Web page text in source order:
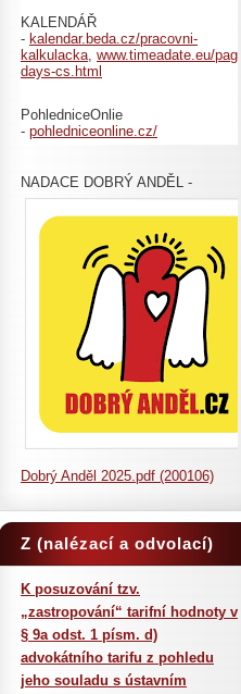
KALENDÁŘ
- kalendar.beda.cz/pracovni-
kalkulacka, www.timeadate.eu/
days-cs.html
PohledniceOnlie
- pohledniceonline.cz/
NADACE DOBRÝ ANDĚL -
Dobrý Anděl 2025.pdf (200106)
Z (nalézací a odvolací)
judikatury
K posuzování tzv.
„zastropování“ tarifní hodnoty v
§ 9a odst. 1 písm. d)
advokátního tarifu z pohledu
jeho souladu s ústavním